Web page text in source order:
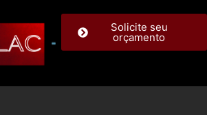
Solicite seu
orçamento